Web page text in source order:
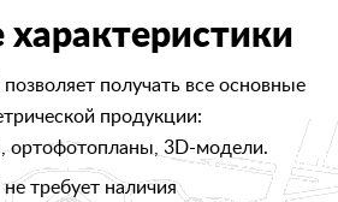
получать все основные
продукции:
ортофотопланы, 3D-модели.
требует наличия